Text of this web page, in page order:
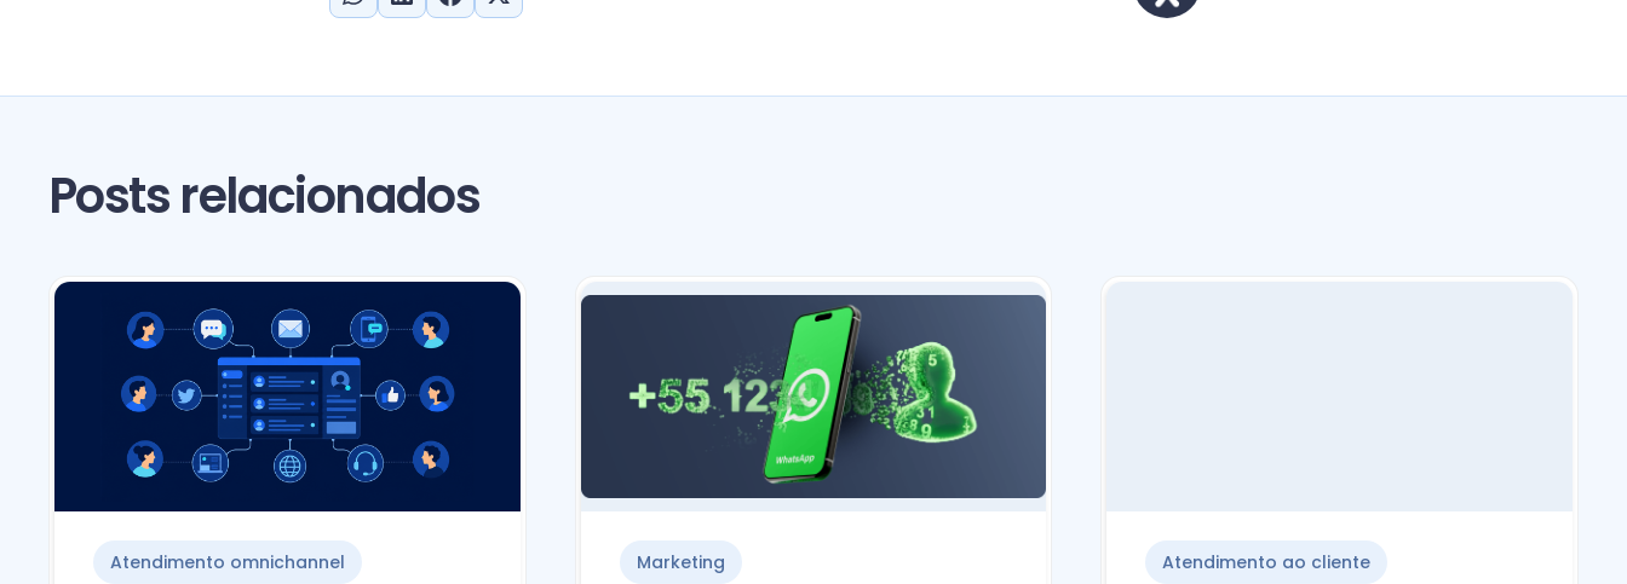
Posts relacionados
Atendimento omnichannel Marketing Atendimento ao cliente